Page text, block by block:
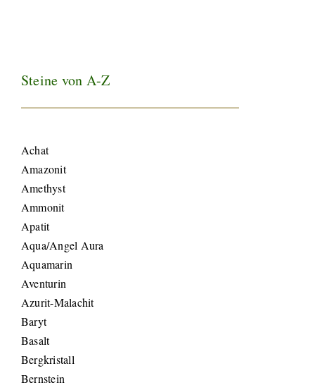
Steine von A-Z
Achat
Amazonit
Amethyst
Ammonit
Apatit
Aqua/Angel Aura
Aquamarin
Aventurin
Azurit-Malachit
Baryt
Basalt
Bergkristall
Bernstein